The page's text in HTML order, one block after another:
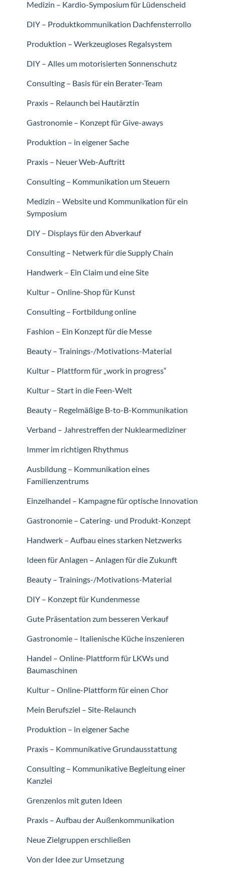
Medizin – Kardio-Symposium für Lüdenscheid
DIY – Produktkommunikation Dachfensterrollo
Produktion – Werkzeugloses Regalsystem
DIY – Alles um motorisierten Sonnenschutz
Consulting – Basis für ein Berater-Team
Praxis – Relaunch bei Hautärztin
Gastronomie – Konzept für Give-aways
Produktion – in eigener Sache
Praxis – Neuer Web-Auftritt
Consulting – Kommunikation um Steuern
Medizin – Website und Kommunikation für ein
Symposium
DIY – Displays für den Abverkauf
Consulting – Netwerk für die Supply Chain
Handwerk – Ein Claim und eine Site
Kultur – Online-Shop für Kunst
Consulting – Fortbildung online
Fashion – Ein Konzept für die Messe
Beauty – Trainings-/Motivations-Material
Kultur – Plattform für „work in progress“
Kultur – Start in die Feen-Welt
Beauty – Regelmäßige B-to-B-Kommunikation
Verband – Jahrestreffen der Nuklearmediziner
Immer im richtigen Rhythmus
Ausbildung – Kommunikation eines
Familienzentrums
Einzelhandel – Kampagne für optische Innovation
Gastronomie – Catering- und Produkt-Konzept
Handwerk – Aufbau eines starken Netzwerks
Ideen für Anlagen – Anlagen für die Zukunft
Beauty – Trainings-/Motivations-Material
DIY – Konzept für Kundenmesse
Gute Präsentation zum besseren Verkauf
Gastronomie – Italienische Küche inszenieren
Handel – Online-Plattform für LKWs und
Baumaschinen
Kultur – Online-Plattform für einen Chor
Mein Berufsziel – Site-Relaunch
Produktion – in eigener Sache
Praxis – Kommunikative Grundausstattung
Consulting – Kommunikative Begleitung einer
Kanzlei
Grenzenlos mit guten Ideen
Praxis – Aufbau der Außenkommunikation
Neue Zielgruppen erschließen
Von der Idee zur Umsetzung